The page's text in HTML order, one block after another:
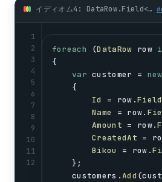
イディオム4: DataRow.Field<T>()でNullable<T>受け（業務系最強） (csharp) #
1
2
3
4
5
6
7
8
9
10
11
12
foreach (DataRow row
{
var customer = new
    {
Id
= row .Field
Name
= row.
Amount = row.
CreatedAt =
Bikou
= row .
    };
customers .Add (